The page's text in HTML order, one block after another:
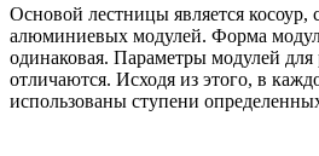
Основой лестницы является косоур,
алюминиевых модулей. Форма
одинаковая. Параметры модулей
отличаются. Исходя из этого, в
использованы ступени